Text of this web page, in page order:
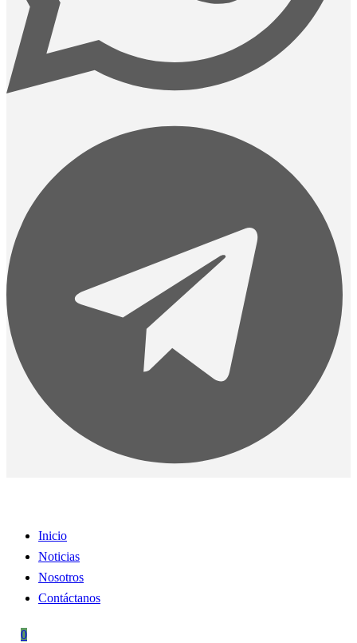
Inicio
Noticias
Nosotros
Contáctanos
0